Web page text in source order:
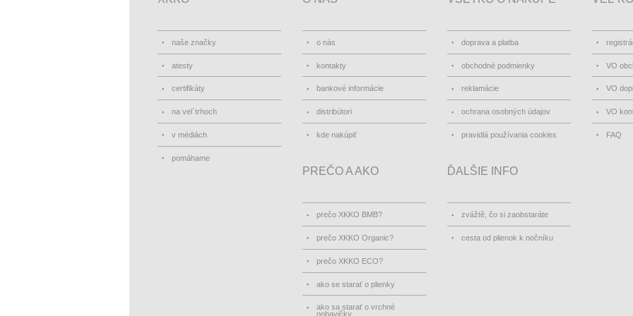
naše značky
atesty
certifikáty
na vel´trhoch
v médiách
pomáhame
o nás
kontakty
bankové informácie
distribútori
kde nakúpiť
doprava a platba
obchodné podmienky
reklamácie
ochrana osobných údajov
pravidlá používania cookies
VO
VO
VO
FAQ
PREČO A AKO
prečo XKKO BMB?
prečo XKKO Organic?
prečo XKKO ECO?
ako se starať o plienky
ako sa starať o vrchné
nohavičky
ĎALŠIE INFO
zvážtě, čo si zaobstaráte
cesta od plienok k nočníku